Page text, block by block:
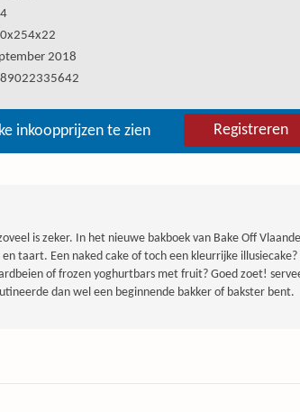
2018
inkoopprijzen te zien Registreren
is zeker. In het nieuwe bakboek van Bake Off
taart. Een naked cake of toch een kleurrijke
of frozen yoghurtbars met fruit? Goed zoet!
dan wel een beginnende bakker of bakster bent.